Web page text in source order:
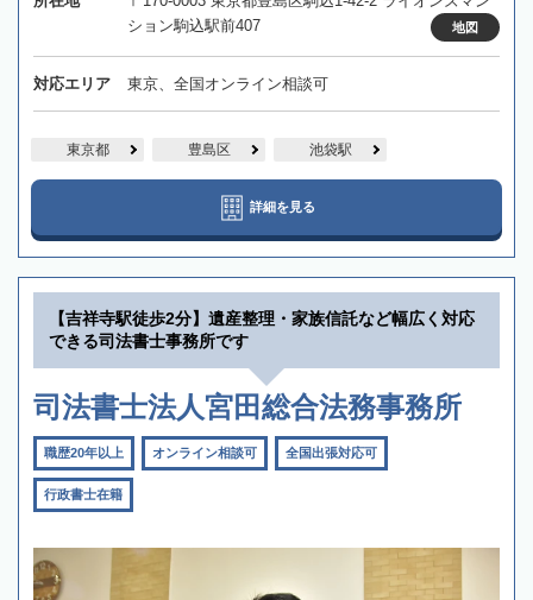
ション駒込駅前407
地図
対応エリア 東京、全国オンライン相談可
東京都 豊島区 池袋駅
詳細を見る
【吉祥寺駅徒歩2分】遺産整理・家族信託など幅広く対応
できる司法書士事務所です
司法書士法人宮田総合法務事務所
職歴20年以上 オンライン相談可 全国出張対応可
行政書士在籍